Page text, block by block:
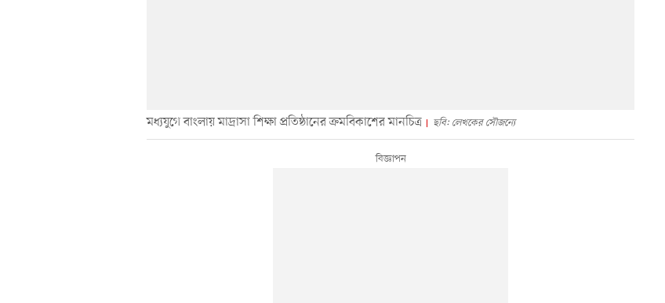
মধ্যযুগে বাংলায় মাদ্রাসা শিক্ষা প্রতিষ্ঠানের ক্রমবিকাশের মানচিত্র ছবি: লেখকের সৌজন্যে